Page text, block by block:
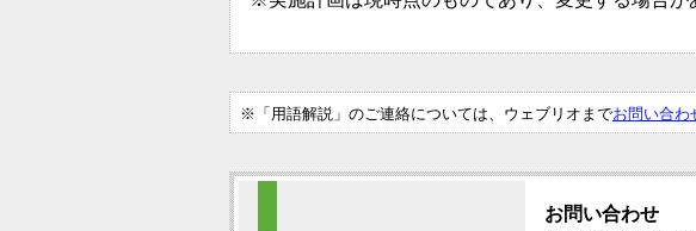
※「用語解説」のご連絡については、ウェブリオまでお問い合わ
お問い合わせ